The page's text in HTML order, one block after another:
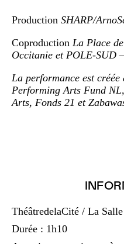
Production SHARP/
Coproduction La Place
Occitanie et POLE-SUD
La performance est
Performing Arts Fund
Arts, Fonds 21 et
ThéâtredelaCité / La Salle
Durée : 1h10